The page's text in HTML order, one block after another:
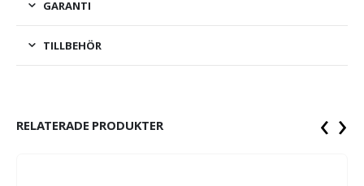
GARANTI
TILLBEHÖR
RELATERADE PRODUKTER ‹ ›